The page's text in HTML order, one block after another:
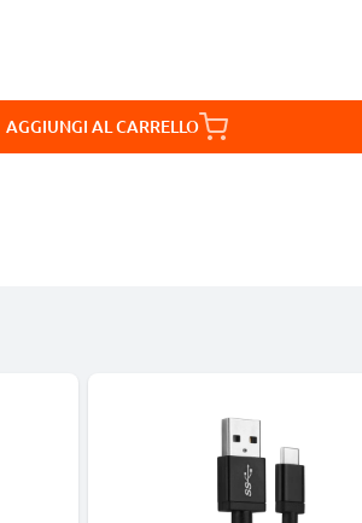
AGGIUNGI AL CARRELLO